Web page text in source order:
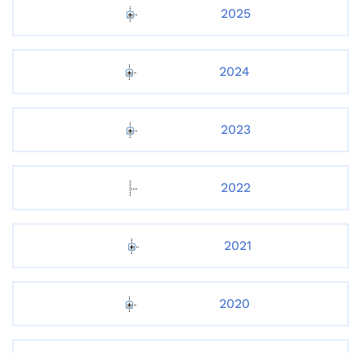
2025
2024
2023
2022
2021
2020